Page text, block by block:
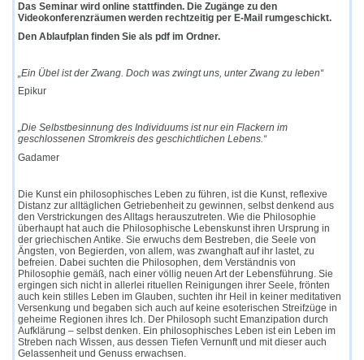
Das Seminar wird online stattfinden. Die Zugänge zu den
Videokonferenzräumen werden rechtzeitig per E-Mail rumgeschickt.
Den Ablaufplan finden Sie als pdf im Ordner.
„Ein Übel ist der Zwang. Doch was zwingt uns, unter Zwang zu leben“
Epikur
„Die Selbstbesinnung des Individuums ist nur ein Flackern im
geschlossenen Stromkreis des geschichtlichen Lebens.“
Gadamer
Die Kunst ein philosophisches Leben zu führen, ist die Kunst, reflexive
Distanz zur alltäglichen Getriebenheit zu gewinnen, selbst denkend aus
den Verstrickungen des Alltags herauszutreten. Wie die Philosophie
überhaupt hat auch die Philosophische Lebenskunst ihren Ursprung in
der griechischen Antike. Sie erwuchs dem Bestreben, die Seele von
Ängsten, von Begierden, von allem, was zwanghaft auf ihr lastet, zu
befreien. Dabei suchten die Philosophen, dem Verständnis von
Philosophie gemäß, nach einer völlig neuen Art der Lebensführung. Sie
ergingen sich nicht in allerlei rituellen Reinigungen ihrer Seele, frönten
auch kein stilles Leben im Glauben, suchten ihr Heil in keiner meditativen
Versenkung und begaben sich auch auf keine esoterischen Streifzüge in
geheime Regionen ihres Ich. Der Philosoph sucht Emanzipation durch
Aufklärung – selbst denken. Ein philosophisches Leben ist ein Leben im
Streben nach Wissen, aus dessen Tiefen Vernunft und mit dieser auch
Gelassenheit und Genuss erwachsen.